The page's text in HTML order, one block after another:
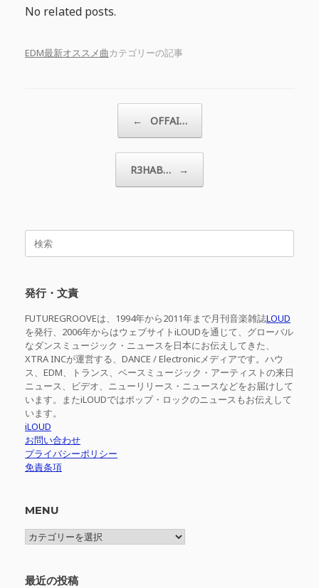
No related posts.
EDM最新オススメ曲カテゴリーの記事
← OFFAI…
R3HAB… →
検
発行・文責
FUTUREGROOVEは、1994年から2011年まで月刊音楽雑誌LOUD
を発行、2006年からはウェブサイトiLOUDを通じて、グローバル
なダンスミュージック・ニュースを日本にお伝えしてきた、
XTRA INCが運営する、DANCE / Electronicメディアです。ハウ
ス、EDM、トランス、ベースミュージック・アーティストの来日
ニュース、ビデオ、ニューリリース・ニュースなどをお届けして
います。またiLOUDではポップ・ロックのニュースもお伝えして
います。
iLOUD
お問い合わせ
プライバシーポリシー
免責条項
MENU
MENU
最近の投稿